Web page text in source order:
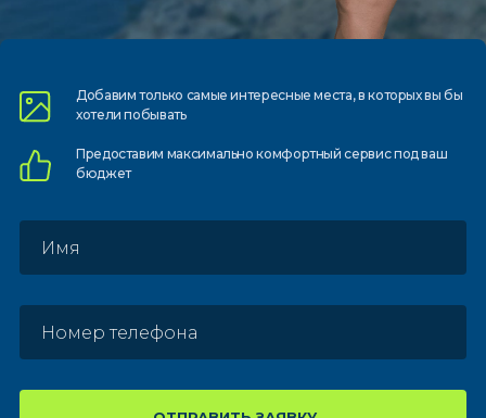
Добавим только самыеинтересные места, в которыхвы бы
хотели побывать
Предоставим максимально комфортныйсервис под ваш
бюджет